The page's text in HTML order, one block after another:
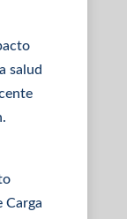
salud
Carga